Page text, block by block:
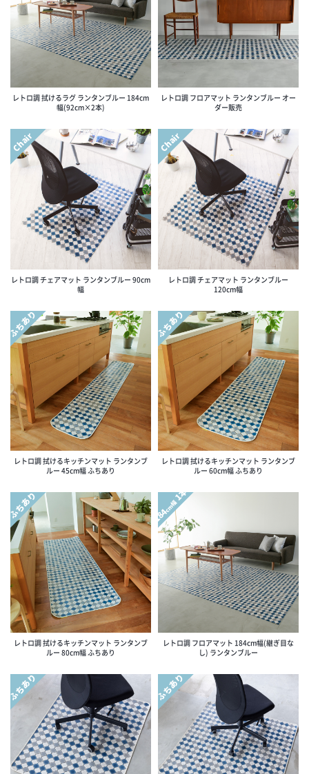
レトロ調 拭けるラグ ランタンブルー 184cm
幅(92cm×2本)
レトロ調 フロアマット ランタンブルー オー
ダー販売
Chair
レトロ調 チェアマット ランタンブルー 90cm
幅
Chair
レトロ調 チェアマット ランタンブルー
120cm幅
ふちあり
レトロ調 拭けるキッチンマット ランタンブ
ルー 45cm幅 ふちあり
ふちあり
レトロ調 拭けるキッチンマット ランタンブ
ルー 60cm幅 ふちあり
ふちあり
レトロ調 拭けるキッチンマット ランタンブ
ルー 80cm幅 ふちあり
184cm幅
1本
レトロ調 フロアマット 184cm幅(継ぎ目な
し) ランタンブルー
ふちあり ふちあり